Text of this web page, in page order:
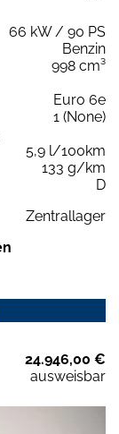
66 kW / 90 PS
Benzin
998 cm³
Euro 6e
1 (None)
5,9 l/100km
133 g/km
D
Zentrallager
24.946,00 €
ausweisbar